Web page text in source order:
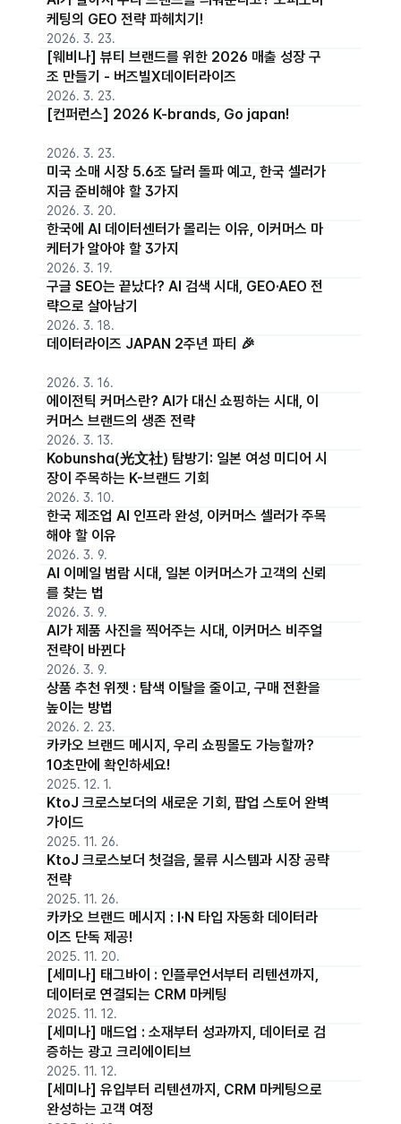
케팅의 GEO 전략 파헤치기!
2026. 3. 23.
[웨비나] 뷰티 브랜드를 위한 2026 매출 성장 구
조 만들기 - 버즈빌X데이터라이즈
2026. 3. 23.
[컨퍼런스] 2026 K-brands, Go japan!
2026. 3. 23.
미국 소매 시장 5.6조 달러 돌파 예고, 한국 셀러가
지금 준비해야 할 3가지
2026. 3. 20.
한국에 AI 데이터센터가 몰리는 이유, 이커머스 마
케터가 알아야 할 3가지
2026. 3. 19.
구글 SEO는 끝났다? AI 검색 시대, GEO·AEO 전
략으로 살아남기
2026. 3. 18.
데이터라이즈 JAPAN 2주년 파티 🎉
2026. 3. 16.
에이전틱 커머스란? AI가 대신 쇼핑하는 시대, 이
커머스 브랜드의 생존 전략
2026. 3. 13.
Kobunsha(光文社) 탐방기: 일본 여성 미디어 시
장이 주목하는 K-브랜드 기회
2026. 3. 10.
한국 제조업 AI 인프라 완성, 이커머스 셀러가 주목
해야 할 이유
2026. 3. 9.
AI 이메일 범람 시대, 일본 이커머스가 고객의 신뢰
를 찾는 법
2026. 3. 9.
AI가 제품 사진을 찍어주는 시대, 이커머스 비주얼
전략이 바뀐다
2026. 3. 9.
상품 추천 위젯 : 탐색 이탈을 줄이고, 구매 전환을
높이는 방법
2026. 2. 23.
카카오 브랜드 메시지, 우리 쇼핑몰도 가능할까?
10초만에 확인하세요!
2025. 12. 1.
KtoJ 크로스보더의 새로운 기회, 팝업 스토어 완벽
가이드
2025. 11. 26.
KtoJ 크로스보더 첫걸음, 물류 시스템과 시장 공략
전략
2025. 11. 26.
카카오 브랜드 메시지 : I·N 타입 자동화 데이터라
이즈 단독 제공!
2025. 11. 20.
[세미나] 태그바이 : 인플루언서부터 리텐션까지,
데이터로 연결되는 CRM 마케팅
2025. 11. 12.
[세미나] 매드업 : 소재부터 성과까지, 데이터로 검
증하는 광고 크리에이티브
2025. 11. 12.
[세미나] 유입부터 리텐션까지, CRM 마케팅으로
완성하는 고객 여정